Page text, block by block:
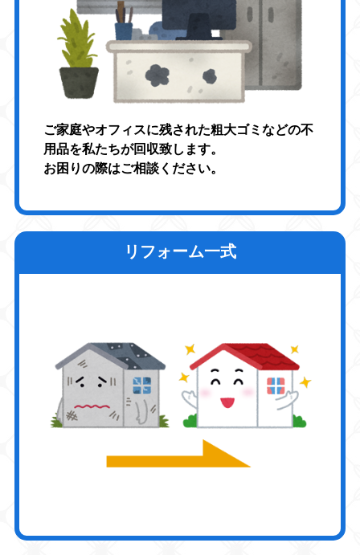
ご家庭やオフィスに残された粗大ゴミなどの不
用品を私たちが回収致します。
お困りの際はご相談ください。
リフォーム一式